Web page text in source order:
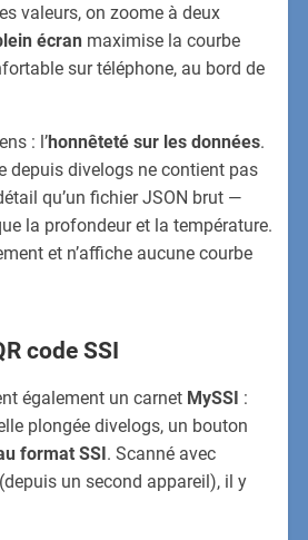
valeurs, on zoome à deux
écran maximise la courbe
sur téléphone, au bord de
: l’honnêteté sur les données.
depuis divelogs ne contient pas
qu’un fichier JSON brut —
la profondeur et la température.
et n’affiche aucune courbe
code SSI
également un carnet MySSI :
plongée divelogs, un bouton
format SSI. Scanné avec
un second appareil), il y